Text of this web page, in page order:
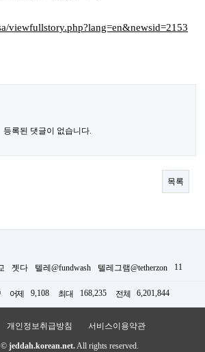
viewfullstory.php?lang=en&newsid=2153
등록된 댓글이 없습니다.
목록
젯다 텔레@fundwash 텔레그램@tetherzon 11
어제 9,108 최대 168,235 전체 6,201,844
개인정보취급방침 서비스이용약관
© jeddah.korean.net.All rights reserved.